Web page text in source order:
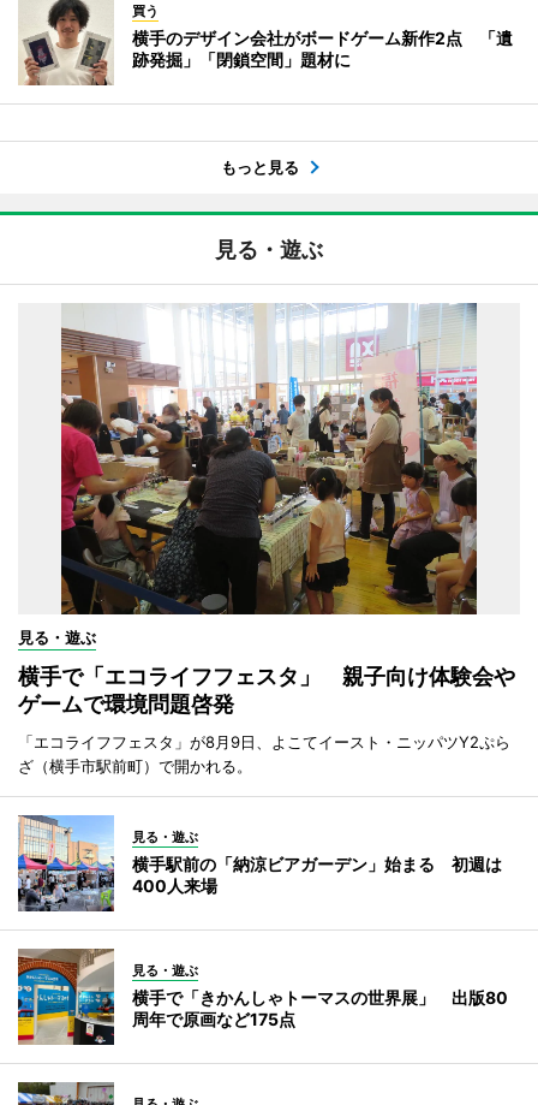
買う
横手のデザイン会社がボードゲーム新作2点 「遺
跡発掘」「閉鎖空間」題材に
もっと見る
見る・遊ぶ
見る・遊ぶ
横手で「エコライフフェスタ」 親子向け体験会や
ゲームで環境問題啓発
「エコライフフェスタ」が8月9日、よこてイースト・ニッパツY2ぷら
ざ（横手市駅前町）で開かれる。
見る・遊ぶ
横手駅前の「納涼ビアガーデン」始まる 初週は
400人来場
見る・遊ぶ
横手で「きかんしゃトーマスの世界展」 出版80
周年で原画など175点